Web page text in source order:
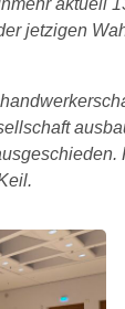
jetzigen